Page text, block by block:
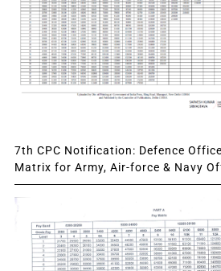
7th CPC Notification: Defence
Matrix for Army, Air-force & Navy